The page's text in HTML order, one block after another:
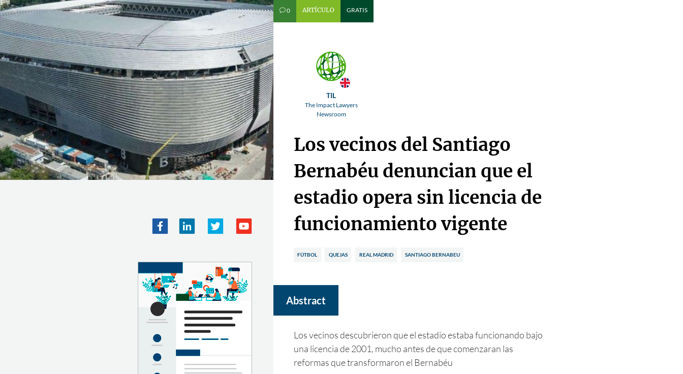
v0 ARTÍCULO GRATIS
TIL
The Impact Lawyers
Newsroom
Los vecinos del Santiago
Bernabéu denuncian que el
estadio opera sin licencia de
funcionamiento vigente
FÚTBOL QUEJAS REAL MADRID SANTIAGO BERNABEU
Abstract
Los vecinos descubrieron que el estadio estaba funcionando bajo
una licencia de 2001, mucho antes de que comenzaran las
reformas que transformaron el Bernabéu